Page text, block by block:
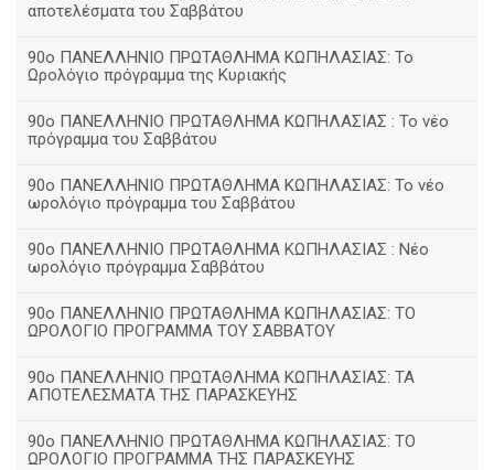
αποτελέσματα του Σαββάτου
90ο ΠΑΝΕΛΛΗΝΙΟ ΠΡΩΤΑΘΛΗΜΑ ΚΩΠΗΛΑΣΙΑΣ: Το
Ωρολόγιο πρόγραμμα της Κυριακής
90ο ΠΑΝΕΛΛΗΝΙΟ ΠΡΩΤΑΘΛΗΜΑ ΚΩΠΗΛΑΣΙΑΣ : Το νέο
πρόγραμμα του Σαββάτου
90ο ΠΑΝΕΛΛΗΝΙΟ ΠΡΩΤΑΘΛΗΜΑ ΚΩΠΗΛΑΣΙΑΣ: Το νέο
ωρολόγιο πρόγραμμα του Σαββάτου
90ο ΠΑΝΕΛΛΗΝΙΟ ΠΡΩΤΑΘΛΗΜΑ ΚΩΠΗΛΑΣΙΑΣ : Νέο
ωρολόγιο πρόγραμμα Σαββάτου
90ο ΠΑΝΕΛΛΗΝΙΟ ΠΡΩΤΑΘΛΗΜΑ ΚΩΠΗΛΑΣΙΑΣ: ΤΟ
ΩΡΟΛΟΓΙΟ ΠΡΟΓΡΑΜΜΑ ΤΟΥ ΣΑΒΒΑΤΟΥ
90ο ΠΑΝΕΛΛΗΝΙΟ ΠΡΩΤΑΘΛΗΜΑ ΚΩΠΗΛΑΣΙΑΣ: ΤΑ
ΑΠΟΤΕΛΕΣΜΑΤΑ ΤΗΣ ΠΑΡΑΣΚΕΥΗΣ
90ο ΠΑΝΕΛΛΗΝΙΟ ΠΡΩΤΑΘΛΗΜΑ ΚΩΠΗΛΑΣΙΑΣ: ΤΟ
ΩΡΟΛΟΓΙΟ ΠΡΟΓΡΑΜΜΑ ΤΗΣ ΠΑΡΑΣΚΕΥΗΣ